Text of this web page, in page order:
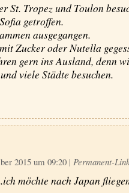
St. Tropez und Toulon
getroffen.
ausgegangen.
Zucker oder Nutella
gern ins Ausland, denn
viele Städte besuchen.
2015 um 09:20 | Permanent-
möchte nach Japan